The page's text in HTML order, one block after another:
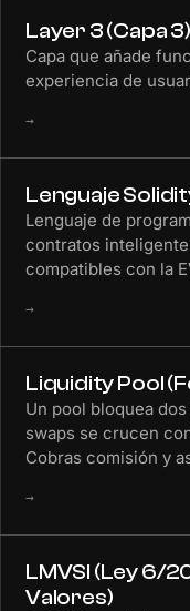
Layer 3 (Capa 3)
Capa que añade
experiencia de
→
Lenguaje
Lenguaje de
contratos
compatibles con la
→
Liquidity Pool
Un pool bloquea
swaps se crucen
Cobras comisión y
→
LMVSI (Ley 6/
Valores)